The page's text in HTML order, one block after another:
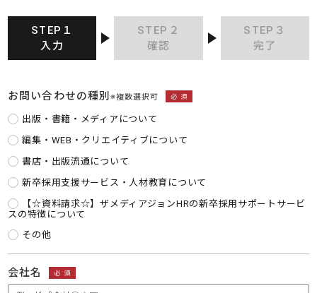
STEP１
入力
STEP２
確認
STEP３
完了
お問い合わせの種別 ※複数選択可 必須
出版・書籍・メディアについて
編集・WEB・クリエイティブについて
書店・出版流通について
新卒採用支援サービス・人材教育について
【☆資料請求☆】ザメディアジョンHRの新卒採用サポートサービ
スの特徴について
その他
会社名 必須